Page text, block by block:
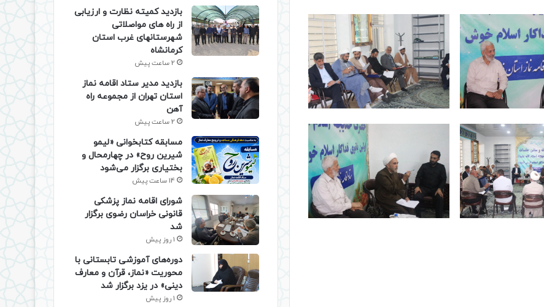
بازدید کمیته نظارت و ارزیابی
از راه های مواصلاتی
شهرستانهای غرب استان
کرمانشاه
2 ساعت پیش
بازدید مدیر ستاد اقامه نماز
استان تهران از مجموعه راه
آهن
2 ساعت پیش
مسابقه کتابخوانی «لیمو
شیرین روح» در چهارمحال و
بختیاری برگزار می‌شود
14 ساعت پیش
شورای اقامه نماز پزشکی
قانونی خراسان رضوی برگزار
شد
1 روز پیش
دوره‌های آموزشی تابستانی با
محوریت «نماز، قرآن و معارف
دینی» در یزد برگزار شد
1 روز پیش